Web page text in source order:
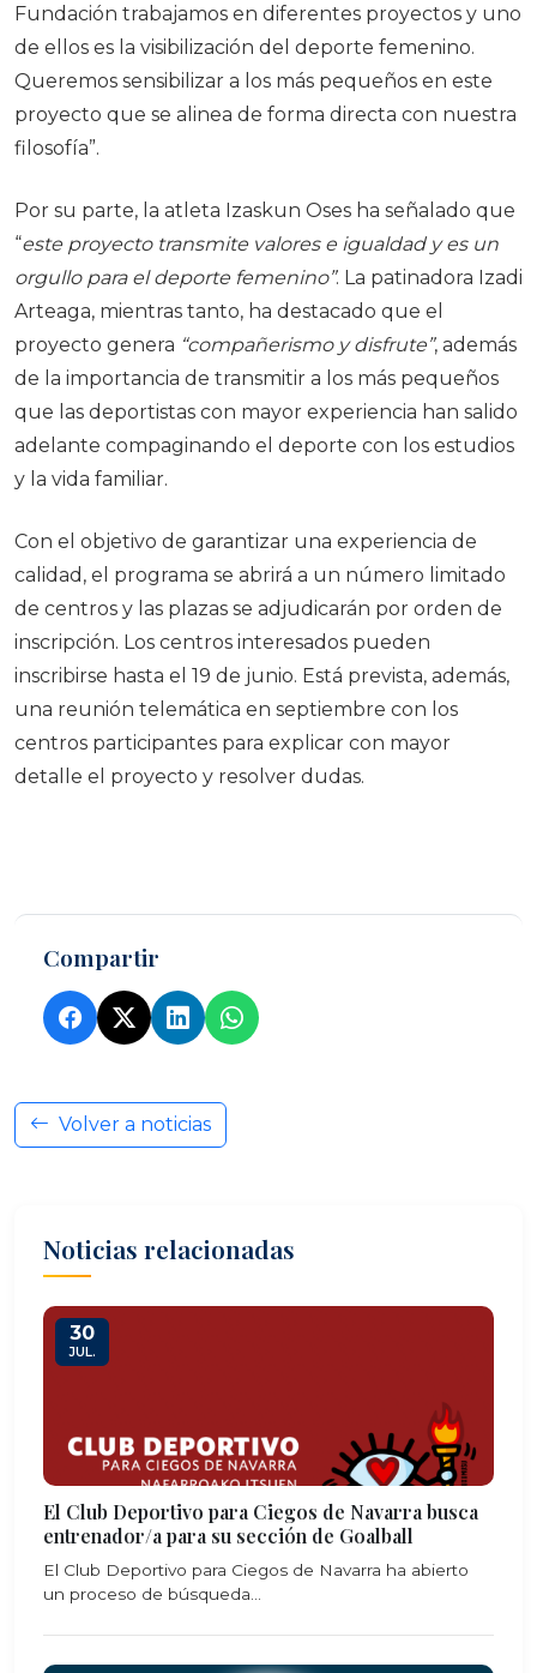
Fundación trabajamos en diferentes proyectos y uno
de ellos es la visibilización del deporte femenino.
Queremos sensibilizar a los más pequeños en este
proyecto que se alinea de forma directa con nuestra
filosofía”.
Por su parte, la atleta Izaskun Oses ha señalado que
“este proyecto transmite valores e igualdad y es un
orgullo para el deporte femenino”. La patinadora Izadi
Arteaga, mientras tanto, ha destacado que el
proyecto genera “compañerismo y disfrute”, además
de la importancia de transmitir a los más pequeños
que las deportistas con mayor experiencia han salido
adelante compaginando el deporte con los estudios
y la vida familiar.
Con el objetivo de garantizar una experiencia de
calidad, el programa se abrirá a un número limitado
de centros y las plazas se adjudicarán por orden de
inscripción. Los centros interesados pueden
inscribirse hasta el 19 de junio. Está prevista, además,
una reunión telemática en septiembre con los
centros participantes para explicar con mayor
detalle el proyecto y resolver dudas.
Compartir
Volver a noticias
Noticias relacionadas
30
JUL.
El Club Deportivo para Ciegos de Navarra busca
entrenador/a para su sección de Goalball
El Club Deportivo para Ciegos de Navarra ha abierto
un proceso de búsqueda...